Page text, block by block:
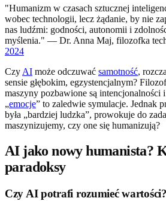
"Humanizm w czasach sztucznej
wobec technologii, lecz żądanie, by nie
nas ludźmi: godności, autonomii i
myślenia." — Dr. Anna Maj, filozofka
2024
Czy AI może odczuwać samotność,
sensie głębokim, egzystencjalnym?
maszyny pozbawione są intencjonalności
„emocje” to zaledwie symulacje. Jednak
była „bardziej ludzka”, prowokuje do
maszynizujemy, czy one się humanizują?
AI jako nowy humanista?
paradoksy
Czy AI potrafi rozumieć wartości?